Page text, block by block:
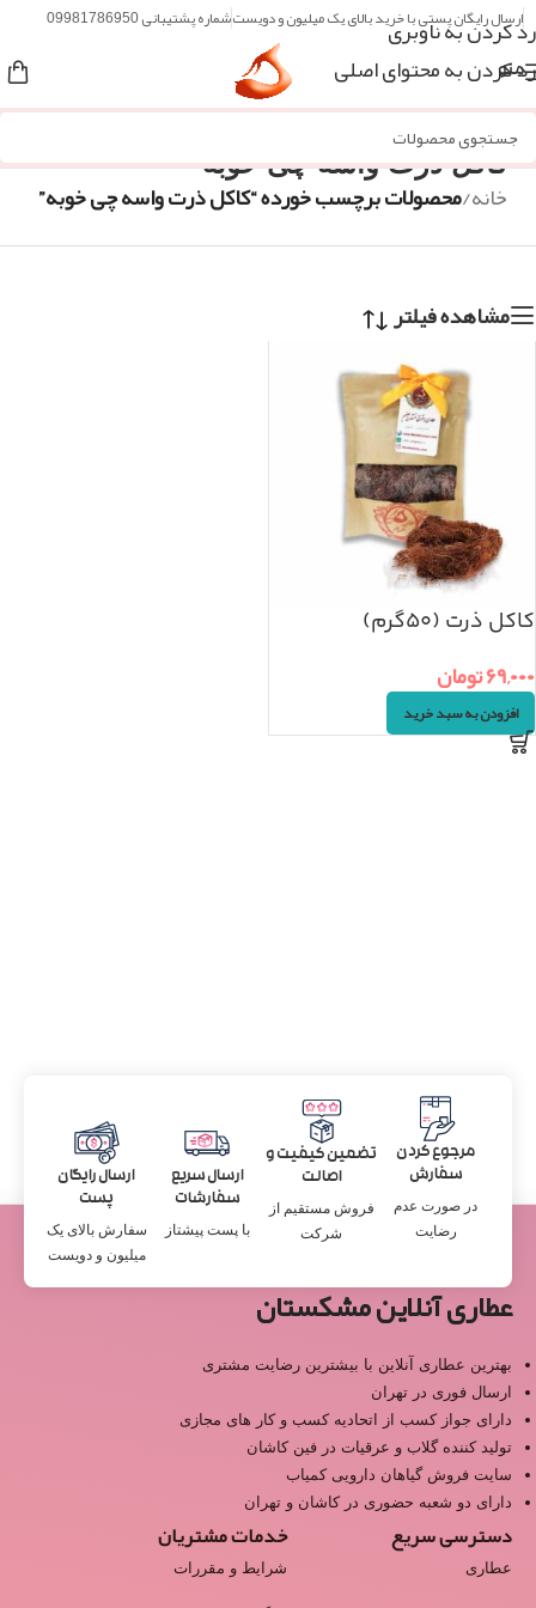
رد کردن به ناوبری
رد کردن به محتوای اصلی
ارسال رایگان پستی با خرید بالای یک میلیون و دویستشماره پشتیبانی 09981786950
منو
کاکل ذرت واسه چی خوبه
خانه/محصولات برچسب خورده “کاکل ذرت واسه چی خوبه”
مشاهده فیلتر
کاکل ذرت (۵۰گرم)
۶۹,۰۰۰تومان
افزودن به سبد خرید
مرجوع کردن
سفارش
در صورت عدم
رضایت
تضمین کیفیت و
اصالت
فروش مستقیم از
شرکت
ارسال سریع
سفارشات
با پست پیشتاز
ارسال رایگان
پست
سفارش بالای یک
میلیون و دویست
عطاری آنلاین مشکستان
بهترین عطاری آنلاین با بیشترین رضایت مشتری
ارسال فوری در تهران
دارای جواز کسب از اتحادیه کسب و کار های مجازی
تولید کننده گلاب و عرقیات در فین کاشان
سایت فروش گیاهان دارویی کمیاب
دارای دو شعبه حضوری در کاشان و تهران
دسترسی سریع
عطاری
خدمات مشتریان
شرایط و مقررات